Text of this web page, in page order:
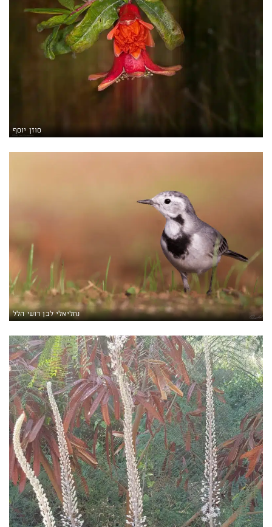
סוזן יוסף
נחליאלי לבן רועי הלל